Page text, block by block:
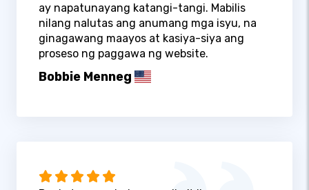
ay napatunayang katangi-tangi. Mabilis
nilang nalutas ang anumang mga isyu, na
ginagawang maayos at kasiya-siya ang
proseso ng paggawa ng website.
Bobbie Menneg